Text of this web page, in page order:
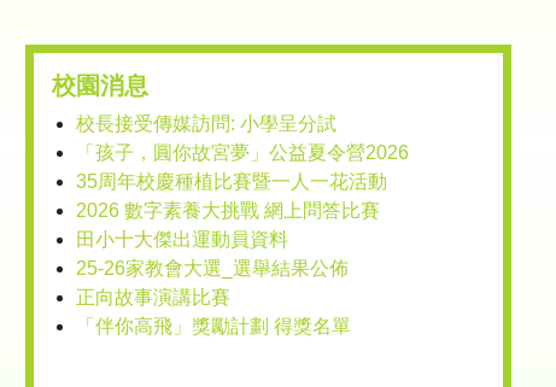
校園消息
校長接受傳媒訪問: 小學呈分試
「孩子，圓你故宮夢」公益夏令營2026
35周年校慶種植比賽暨一人一花活動
2026 數字素養大挑戰 網上問答比賽
田小十大傑出運動員資料
25-26家教會大選_選舉結果公佈
正向故事演講比賽
「伴你高飛」獎勵計劃 得獎名單